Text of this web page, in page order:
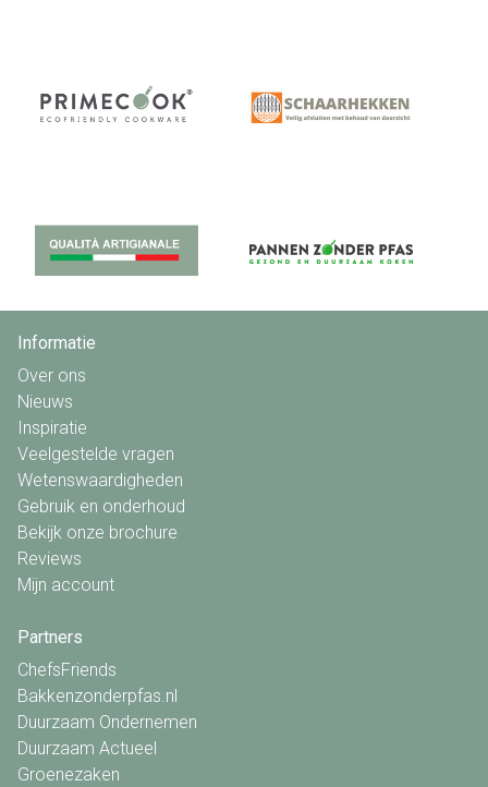
Informatie
Over ons
Nieuws
Inspiratie
Veelgestelde vragen
Wetenswaardigheden
Gebruik en onderhoud
Bekijk onze brochure
Reviews
Mijn account
Partners
ChefsFriends
Bakkenzonderpfas.nl
Duurzaam Ondernemen
Duurzaam Actueel
Groenezaken